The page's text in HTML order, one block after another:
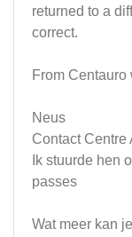
returned to a
correct.
From
Neus
Contact Centre
Ik stuurde hen
passes
Wat meer kan